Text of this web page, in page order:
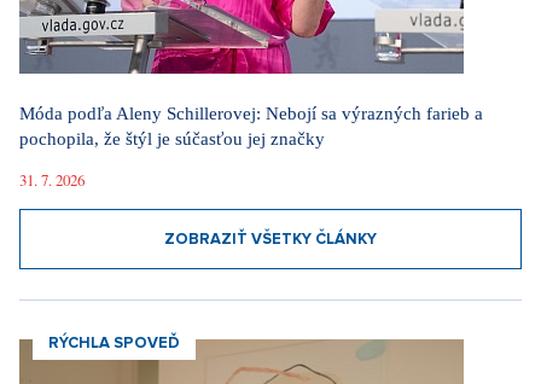
Móda podľa Aleny Schillerovej: Nebojí sa výrazných farieb a
pochopila, že štýl je súčasťou jej značky
31. 7. 2026
ZOBRAZIŤ VŠETKY ČLÁNKY
RÝCHLA SPOVEĎ